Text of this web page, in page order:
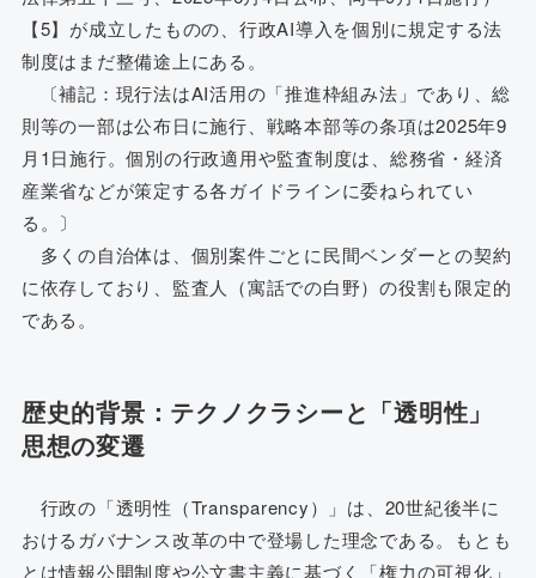
【5】が成立したものの、行政AI導入を個別に規定する法
制度はまだ整備途上にある。
〔補記：現行法はAI活用の「推進枠組み法」であり、総
則等の一部は公布日に施行、戦略本部等の条項は2025年9
月1日施行。個別の行政適用や監査制度は、総務省・経済
産業省などが策定する各ガイドラインに委ねられてい
る。〕
多くの自治体は、個別案件ごとに民間ベンダーとの契約
に依存しており、監査人（寓話での白野）の役割も限定的
である。
歴史的背景：テクノクラシーと「透明性」
思想の変遷
行政の「透明性（Transparency）」は、20世紀後半に
おけるガバナンス改革の中で登場した理念である。もとも
とは情報公開制度や公文書主義に基づく「権力の可視化」